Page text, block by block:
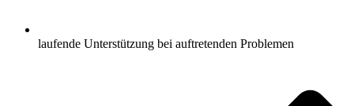
laufende Unterstützung bei auftretenden Problemen